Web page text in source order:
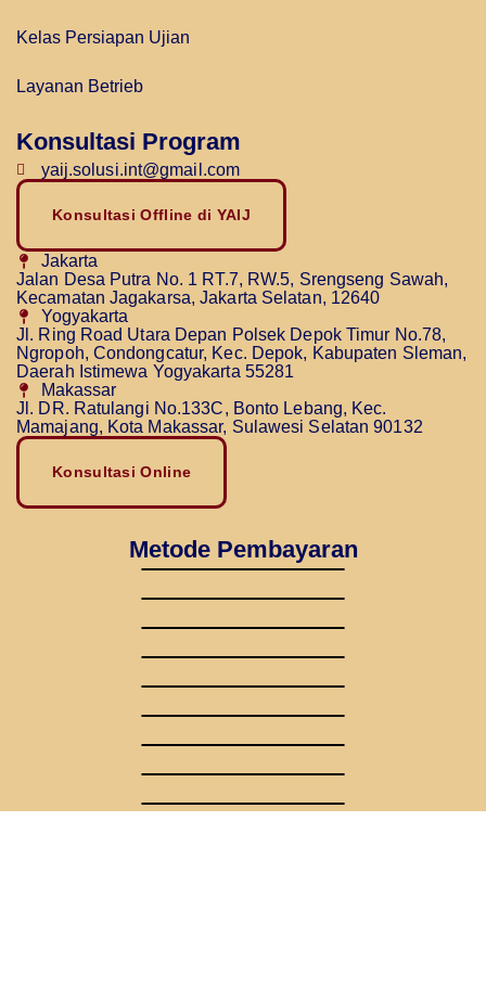
Kelas Persiapan Ujian
Layanan Betrieb
Konsultasi Program
yaij.solusi.int@gmail.com
Konsultasi Offline di YAIJ
Jakarta
Jalan Desa Putra No. 1 RT.7, RW.5, Srengseng Sawah,
Kecamatan Jagakarsa, Jakarta Selatan, 12640
Yogyakarta
Jl. Ring Road Utara Depan Polsek Depok Timur No.78,
Ngropoh, Condongcatur, Kec. Depok, Kabupaten Sleman,
Daerah Istimewa Yogyakarta 55281
Makassar
Jl. DR. Ratulangi No.133C, Bonto Lebang, Kec.
Mamajang, Kota Makassar, Sulawesi Selatan 90132
Konsultasi Online
Metode Pembayaran